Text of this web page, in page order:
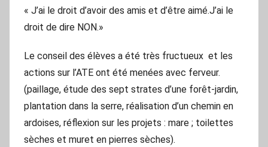
« J’ai le droit d’avoir des amis et d’être aimé.J’ai le
droit de dire NON.»
Le conseil des élèves a été très fructueux et les
actions sur l’ATE ont été menées avec ferveur.
(paillage, étude des sept strates d’une forêt-jardin,
plantation dans la serre, réalisation d’un chemin en
ardoises, réflexion sur les projets : mare ; toilettes
sèches et muret en pierres sèches).